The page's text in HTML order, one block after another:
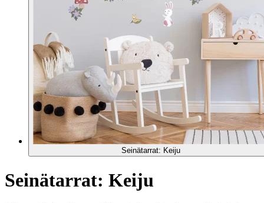
Seinätarrat: Keiju
Seinätarrat: Keiju